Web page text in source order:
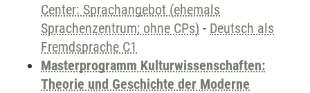
Center: Sprachangebot (ehemals
Sprachenzentrum; ohne CPs) - Deutsch als
Fremdsprache C1
Masterprogramm Kulturwissenschaften:
Theorie und Geschichte der Moderne